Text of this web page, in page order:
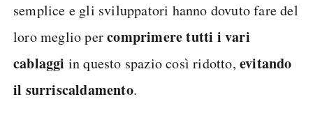
semplice e gli sviluppatori hanno dovuto fare del
loro meglio percomprimere tutti i vari
cablaggi in questo spazio così ridotto,evitando
il surriscaldamento.